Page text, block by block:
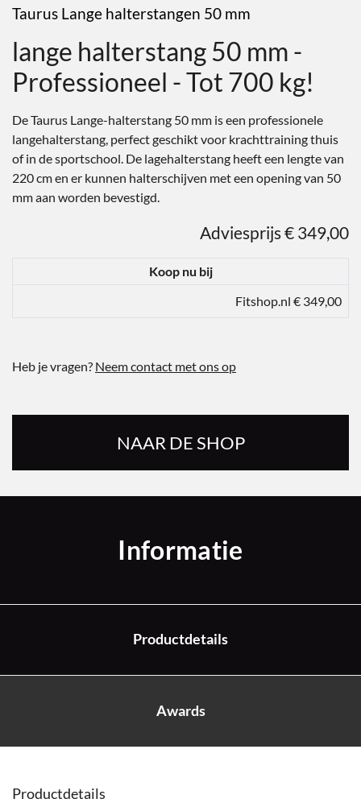
Taurus Lange halterstangen 50 mm
lange halterstang 50 mm -
Professioneel - Tot 700 kg!
De Taurus Lange-halterstang 50 mm is een professionele
langehalterstang, perfect geschikt voor krachttraining thuis
of in de sportschool. De lagehalterstang heeft een lengte van
220 cm en er kunnen halterschijven met een opening van 50
mm aan worden bevestigd.
Adviesprijs € 349,00
Koop nu bij
Fitshop.nl € 349,00
Heb je vragen? Neem contact met ons op
NAAR DE SHOP
Informatie
Productdetails
Awards
Productdetails